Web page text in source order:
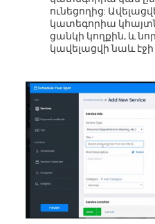
ունեցողից:
կատեգորիա
ցանկի կողքին, և
կավելացվի նաև